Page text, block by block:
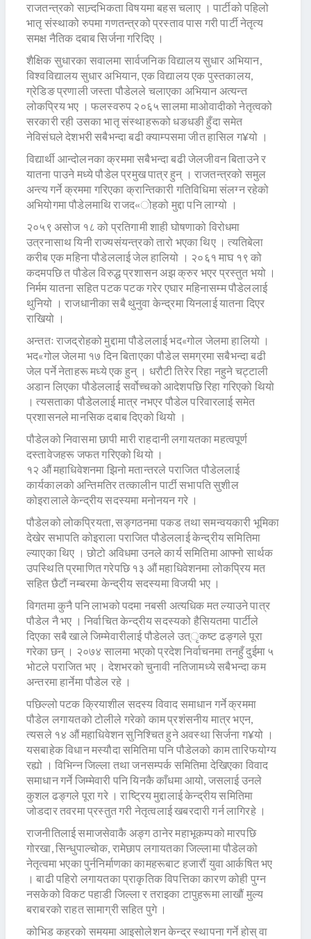
राजतन्त्रको सान्र्दभिकता विषयमा बहस चलाए । पार्टीको पहिलो
भातृ संस्थाको रुपमा गणतन्त्रको प्रस्ताव पास गरी पार्टी नेतृत्य
समक्ष नैतिक दबाब सिर्जना गरिदिए ।
शैक्षिक सुधारका सवालमा सार्वजनिक विद्यालय सुधार अभियान,
विश्वविद्यालय सुधार अभियान, एक विद्यालय एक पुस्तकालय,
ग्रेडिङ प्रणाली जस्ता पौडेलले चलाएका अभियान अत्यन्त
लोकप्रिय भए । फलस्वरुप २०६५ सालमा माओवादीको नेतृत्वको
सरकारी रही उसका भातृ संस्थाहरूको धङधङी हुँदा समेत
नेविसंघले देशभरी सबैभन्दा बढी क्याम्पसमा जीत हासिल ग¥यो ।
विद्यार्थी आन्दोलनका क्रममा सबैभन्दा बढी जेलजीवन बिताउने र
यातना पाउने मध्ये पौडेल प्रमुख पात्र हुन् । राजतन्त्रको समुल
अन्त्य गर्ने क्रममा गरिएका क्रान्तिकारी गतिविधिमा संलग्न रहेको
अभियोगमा पौडेलमाथि राजद«ोहको मुद्दा पनि लाग्यो ।
२०५९ असोज १८ को प्रतिगामी शाही घोषणाको विरोधमा
उत्रनासाथ यिनी राज्यसंयन्त्रको तारो भएका थिए । त्यतिबेला
करीब एक महिना पौडेललाई जेल हालियो । २०६१ माघ १९ को
कदमपछि त पौडेल विरुद्ध प्रशासन अझ क्रुर भएर प्रस्तुत भयो ।
निर्मम यातना सहित पटक पटक गरेर एघार महिनासम्म पौडेललाई
थुनियो । राजधानीका सबै थुनुवा केन्द्रमा यिनलाई यातना दिएर
राखियो ।
अन्ततः राजद्रोहको मुद्दामा पौडेललाई भद«गोल जेलमा हालियो ।
भद«गोल जेलमा १७ दिन बिताएका पौडेल समग्रमा सबैभन्दा बढी
जेल पर्ने नेताहरू मध्ये एक हुन् । धरौटी तिरेर रिहा नहुने चट्टाली
अडान लिएका पौडेललाई सर्वोच्चको आदेशपछि रिहा गरिएको थियो
। त्यसताका पौडेललाई मात्र नभएर पौडेल परिवारलाई समेत
प्रशासनले मानसिक दबाब दिएको थियो ।
पौडेलको निवासमा छापी मारी राहदानी लगायतका महत्वपूर्ण
दस्तावेजहरू जफत गरिएको थियो ।
१२ औं महाधिवेशनमा झिनो मतान्तरले पराजित पौडेललाई
कार्यकालको अन्तिमतिर तत्कालीन पार्टी सभापति सुशील
कोइरालाले केन्द्रीय सदस्यमा मनोनयन गरे ।
पौडेलको लोकप्रियता, सङ्गठनमा पकड तथा समन्वयकारी भूमिका
देखेर सभापति कोइराला पराजित पौडेललाई केन्द्रीय समितिमा
ल्याएका थिए । छोटो अविधमा उनले कार्य समितिमा आफ्नो सार्थक
उपस्थिति प्रमाणित गरेपछि १३ औं महाधिवेशनमा लोकप्रिय मत
सहित छैटौं नम्बरमा केन्द्रीय सदस्यमा विजयी भए ।
विगतमा कुनै पनि लाभको पदमा नबसी अत्यधिक मत ल्याउने पात्र
पौडेल नै भए । निर्वाचित केन्द्रीय सदस्यको हैसियतमा पार्टीले
दिएका सबै खाले जिम्मेवारीलाई पौडेलले उत्ृकष्ट ढङ्गले पूरा
गरेका छन् । २०७४ सालमा भएको प्रदेश निर्वाचनमा तनहुँ दुईमा ५
भोटले पराजित भए । देशभरको चुनावी नतिजामध्ये सबैभन्दा कम
अन्तरमा हार्नेमा पौडेल रहे ।
पछिल्लो पटक क्रियाशील सदस्य विवाद समाधान गर्ने क्रममा
पौडेल लगायतको टोलीले गरेको काम प्रशंसनीय मात्र भएन,
त्यसले १४ औं महाधिवेशन सुनिश्चित हुने अवस्था सिर्जना ग¥यो ।
यसबाहेक विधान मस्यौदा समितिमा पनि पौडेलको काम तारिफयोग्य
रह्यो । विभिन्न जिल्ला तथा जनसम्पर्क समितिमा देखिएका विवाद
समाधान गर्ने जिम्मेवारी पनि यिनकै काँधमा आयो, जसलाई उनले
कुशल ढङ्गले पूरा गरे । राष्ट्रिय मुद्दालाई केन्द्रीय समितिमा
जोडदार तवरमा प्रस्तुत गरी नेतृत्वलाई खबरदारी गर्न लागिरहे ।
राजनीतिलाई समाजसेवाकै अङ्ग ठानेर महाभूकम्पको मारपछि
गोरखा, सिन्धुपाल्चोक, रामेछाप लगायतका जिल्लामा पौडेलको
नेतृत्वमा भएका पुर्ननिर्माणका कामहरूबाट हजारौं युवा आर्कषित भए
। बाढी पहिरो लगायतका प्राकृतिक विपत्तिका कारण कोही पुग्न
नसकेको विकट पहाडी जिल्ला र तराइका टापुहरूमा लाखौं मुल्य
बराबरको राहत सामाग्री सहित पुगे ।
कोभिड कहरको समयमा आइसोलेशन केन्द्र स्थापना गर्ने होस् वा